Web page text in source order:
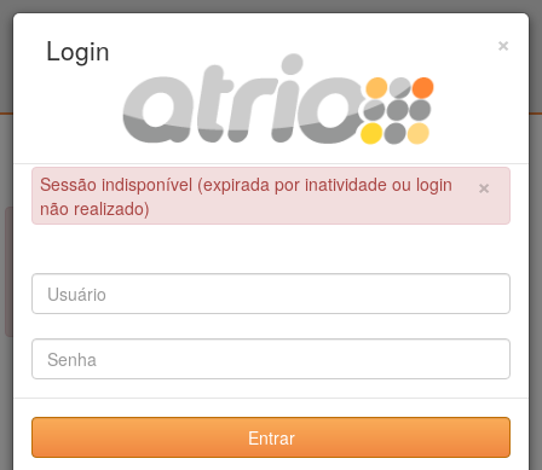
Educação Física / UPE - UFPB
×
NÃO FOI POSSÍVEL CONCLUIR A OPERAÇÃO
Sessão indisponível (expirada por inatividade ou login não
realizado)
×
Login
×
Sessão indisponível (expirada por inatividade ou login
não realizado)
Entrar